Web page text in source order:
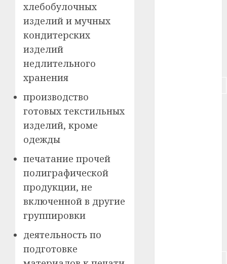
хлебобулочных
изделий и мучных
кондитерских
изделий
недлительного
хранения
производство
готовых текстильных
изделий, кроме
одежды
печатание прочей
полиграфической
продукции, не
включенной в другие
группировки
деятельность по
подготовке